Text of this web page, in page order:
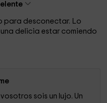
para desconectar. Lo
delicia estar comiendo
sois un lujo. Un